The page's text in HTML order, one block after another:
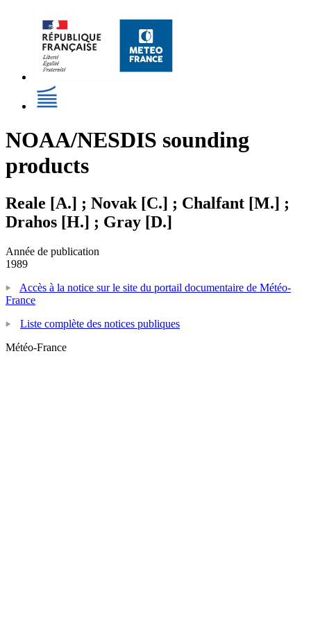
NOAA/NESDIS sounding
products
Reale [A.] ; Novak [C.] ; Chalfant [M.] ;
Drahos [H.] ; Gray [D.]
Année de publication
1989
Accès à la notice sur le site du portail documentaire de Météo-
France
Liste complète des notices publiques
Météo-France